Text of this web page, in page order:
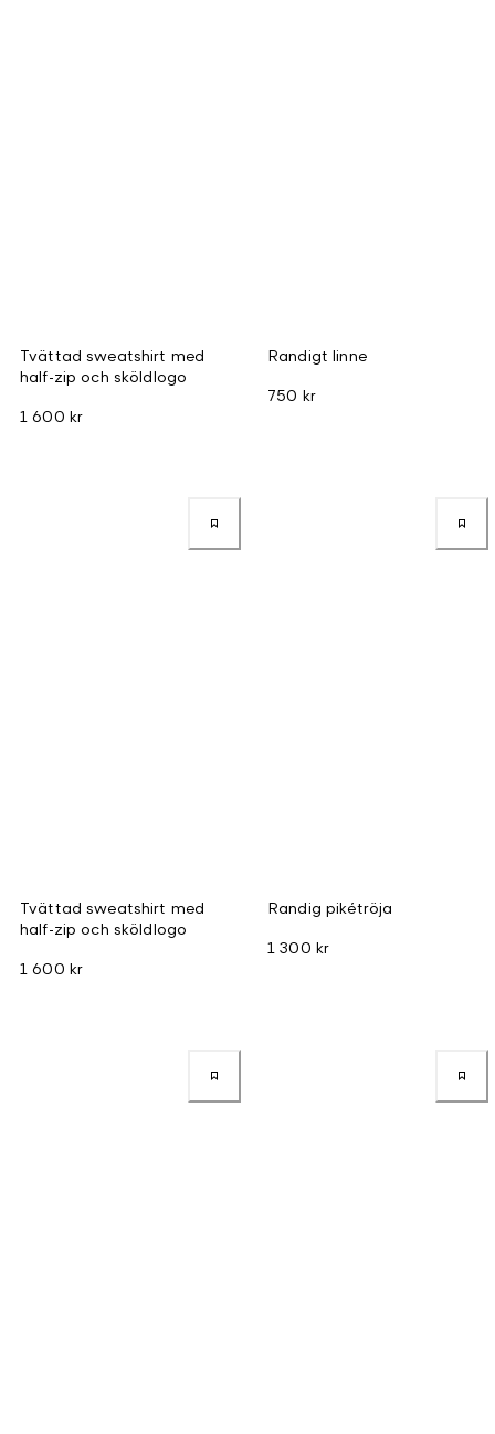
Tvättad sweatshirt med
half-zip och sköldlogo
1 600 kr
Randigt linne
750 kr
Tvättad sweatshirt med
half-zip och sköldlogo
1 600 kr
Randig pikétröja
1 300 kr